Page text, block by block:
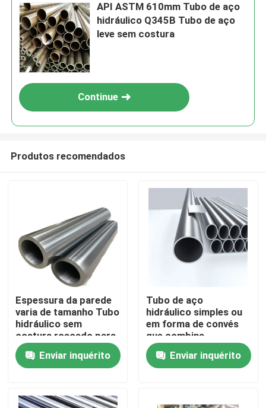
Casa
Produtos
Vídeos
API ASTM 610mm Tubo de aço
hidráulico Q345B Tubo de aço
leve sem costura
Continue
Produtos recomendados
Espessura da parede
varia de tamanho Tubo
hidráulico sem
costura roscado para
aplicações industriais
Enviar inquérito
Tubo de aço
hidráulico simples ou
em forma de convés
que combina
excelente resistência
à corrosãoEnviar inquérito